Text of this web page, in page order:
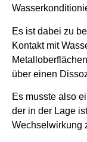
Es ist dabei zu
Kontakt mit
über einen
Es musste also
der in der Lage
Wechselwirkung